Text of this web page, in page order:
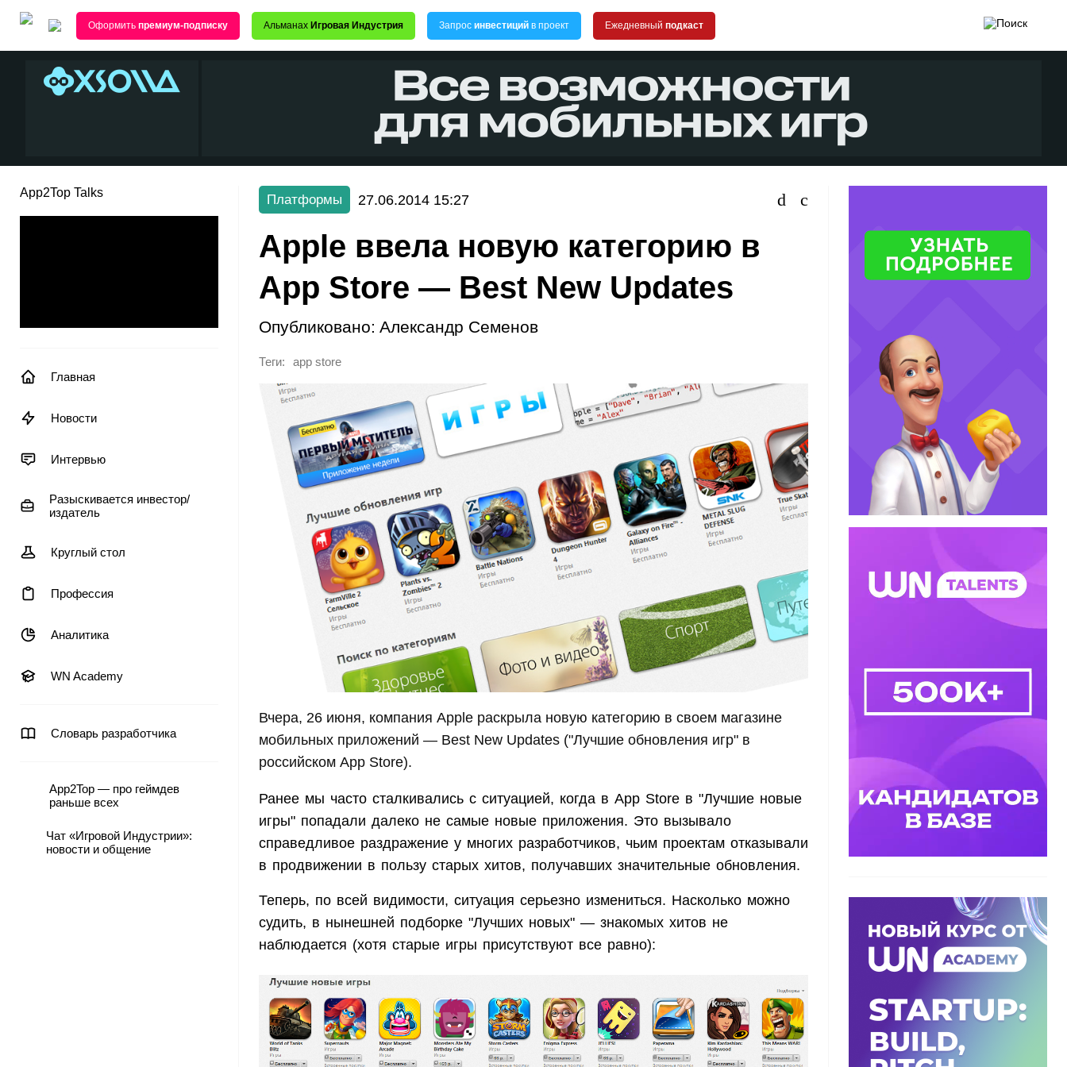
Оформить премиум-подписку Альманах Игровая Индустрия Запрос инвестиций в проект Ежедневный подкаст
App2Top Talks
Главная
Новости
Интервью
Разыскивается инвестор/
издатель
Круглый стол
Профессия
Аналитика
WN Academy
Словарь разработчика
App2Top — про геймдев
раньше всех
Чат «Игровой Индустрии»:
новости и общение
Платформы 27.06.2014 15:27
Apple ввела новую категорию в
App Store — Best New Updates
Опубликовано: Александр Семенов
Теги: app store
Вчера, 26 июня, компания Apple раскрыла новую категорию в своем магазине
мобильных приложений — Best New Updates ("Лучшие обновления игр" в
российском App Store).
Ранее мы часто сталкивались с ситуацией, когда в App Store в "Лучшие новые
игры" попадали далеко не самые новые приложения. Это вызывало
справедливое раздражение у многих разработчиков, чьим проектам отказывали
в продвижении в пользу старых хитов, получавших значительные обновления.
Теперь, по всей видимости, ситуация серьезно измениться. Насколько можно
судить, в нынешней подборке "Лучших новых" — знакомых хитов не
наблюдается (хотя старые игры присутствуют все равно):